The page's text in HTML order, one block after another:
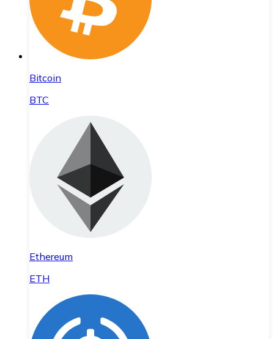
Bitcoin
BTC
Ethereum
ETH